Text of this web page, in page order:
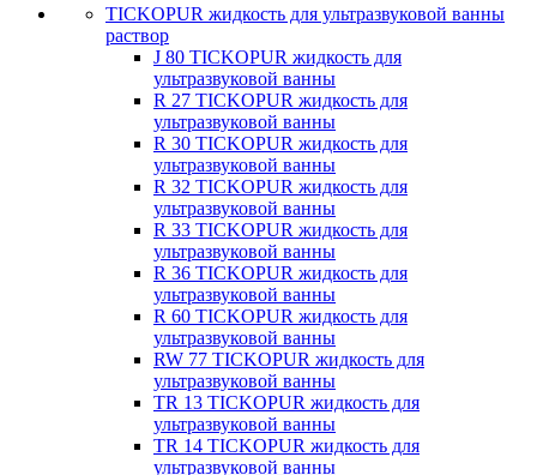
TICKOPUR жидкость для ультразвуковой ванны
раствор
J 80 TICKOPUR жидкость для
ультразвуковой ванны
R 27 TICKOPUR жидкость для
ультразвуковой ванны
R 30 TICKOPUR жидкость для
ультразвуковой ванны
R 32 TICKOPUR жидкость для
ультразвуковой ванны
R 33 TICKOPUR жидкость для
ультразвуковой ванны
R 36 TICKOPUR жидкость для
ультразвуковой ванны
R 60 TICKOPUR жидкость для
ультразвуковой ванны
RW 77 TICKOPUR жидкость для
ультразвуковой ванны
TR 13 TICKOPUR жидкость для
ультразвуковой ванны
TR 14 TICKOPUR жидкость для
ультразвуковой ванны